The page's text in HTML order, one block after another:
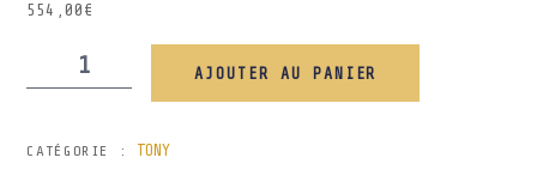
554,00 €
AJOUTER AU PANIER
CATÉGORIE : TONY